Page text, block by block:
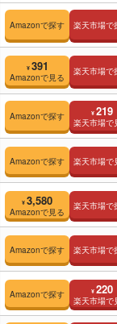
Amazonで探す 楽天市場で
¥ 391
Amazonで見る
楽天市場で
Amazonで探す ¥ 219
楽天市場で
Amazonで探す 楽天市場で
¥ 3,580
Amazonで見る
楽天市場で
Amazonで探す 楽天市場で
Amazonで探す ¥ 220
楽天市場で